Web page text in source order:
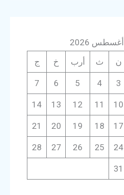
أغسطس 2026
ن ث أرب خ ج
3
4
5
6
7
10
11
12
13
14
17
18
19
20
21
24
25
26
27
28
31